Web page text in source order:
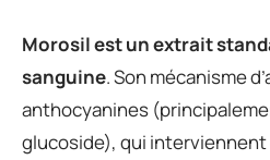
Morosil est un extrait
sanguine. Son mécanisme
anthocyanines
glucoside), qui interviennent